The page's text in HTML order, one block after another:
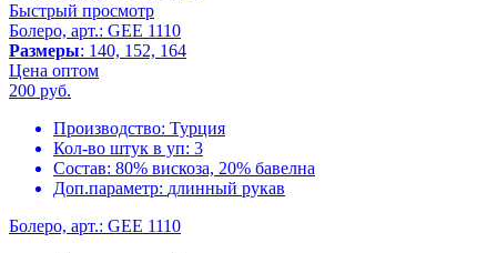
Быстрый просмотр
Болеро, арт.: GEE 1110
Размеры: 140, 152, 164
Цена оптом
200 руб.
Производство: Турция
Кол-во штук в уп: 3
Состав: 80% вискоза, 20% бавелна
Доп.параметр: длинный рукав
Болеро, арт.: GEE 1110